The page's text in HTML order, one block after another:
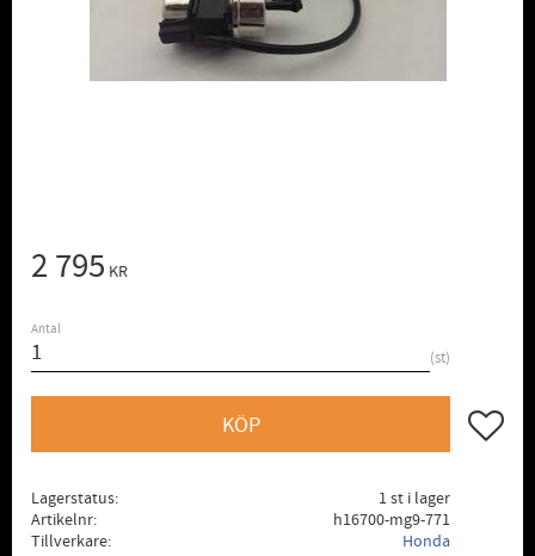
2 795 KR
Antal
st
KÖP Lägg
Lagerstatus
1 st i lager
Artikelnr
h16700-mg9-771
Tillverkare
Honda